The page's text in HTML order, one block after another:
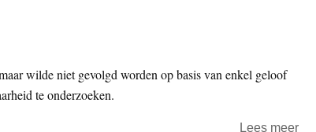
wilde niet gevolgd worden op basis van enkel geloof
te onderzoeken.
Lees meerover